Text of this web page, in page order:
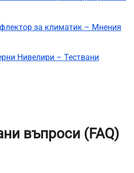
за климатик – Мнения
Нивелири – Тествани
въпроси (FAQ)